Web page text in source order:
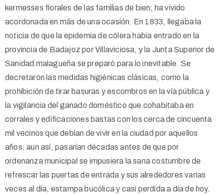
kermesses florales de las familias de bien, ha vivido
acordonada en más de una ocasión. En 1833, llegaba la
noticia de que la epidemia de cólera había entrado en la
provincia de Badajoz por Villaviciosa, y la Junta Superior de
Sanidad malagueña se preparó para lo inevitable. Se
decretaron las medidas higiénicas clásicas, como la
prohibición de tirar basuras y escombros en la vía pública y
la vigilancia del ganado doméstico que cohabitaba en
corrales y edificaciones bastas con los cerca de cincuenta
mil vecinos que debían de vivir en la ciudad por aquellos
años; aun así, pasarían décadas antes de que por
ordenanza municipal se impusiera la sana costumbre de
refrescar las puertas de entrada y sus alrededores varias
veces al día, estampa bucólica y casi perdida a día de hoy.